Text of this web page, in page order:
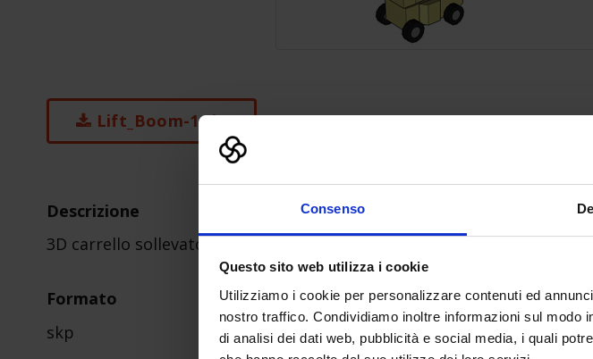
Consenso
Questo sito web utilizza i cookie
Utilizziamo i cookie per personalizzare contenuti ed
nostro traffico. Condividiamo inoltre informazioni sul
di analisi dei dati web, pubblicità e social media, i quali
Lift_Boom-1.zip
Descrizione
3D carrello sollevatore
Formato
skp